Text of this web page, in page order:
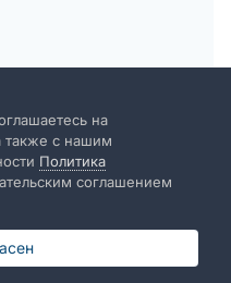
на
также с нашим
Политика
соглашением